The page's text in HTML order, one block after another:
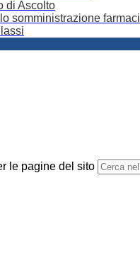
di Ascolto
somministrazione farmaci
le pagine del sito